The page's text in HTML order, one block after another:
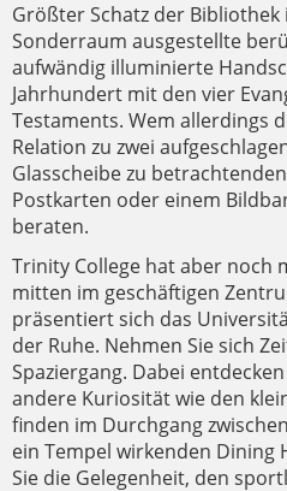
Größter Schatz der Bibliothek
Sonderraum ausgestellte
aufwändig illuminierte
Jahrhundert mit den vier
Testaments. Wem allerdings
Relation zu zwei
Glasscheibe zu
Postkarten oder einem
beraten.
Trinity College hat aber noch
mitten im geschäftigen
präsentiert sich das
der Ruhe. Nehmen Sie sich
Spaziergang. Dabei
andere Kuriosität wie den
finden im Durchgang
ein Tempel wirkenden Dining
Sie die Gelegenheit, den